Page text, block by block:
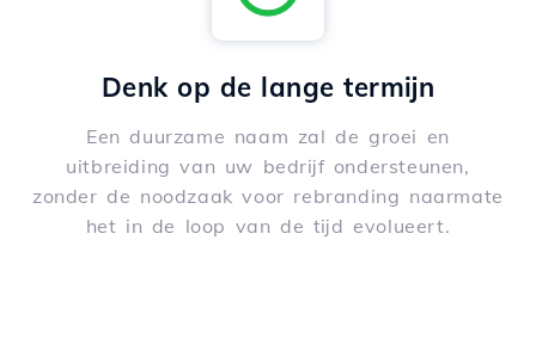
Denk op de lange termijn
Een duurzame naam zal de groei en
uitbreiding van uw bedrijf ondersteunen,
zonder de noodzaak voor rebranding naarmate
het in de loop van de tijd evolueert.